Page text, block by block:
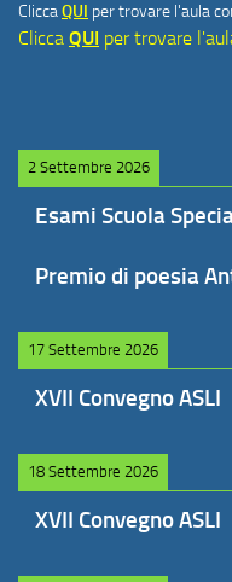
CliccaQUI per trovare l'aula
Clicca QUI per trovare
2 Settembre 2026
Esami Scuola
Premio di poesia
17 Settembre 2026
XVII Convegno ASLI
18 Settembre 2026
XVII Convegno ASLI